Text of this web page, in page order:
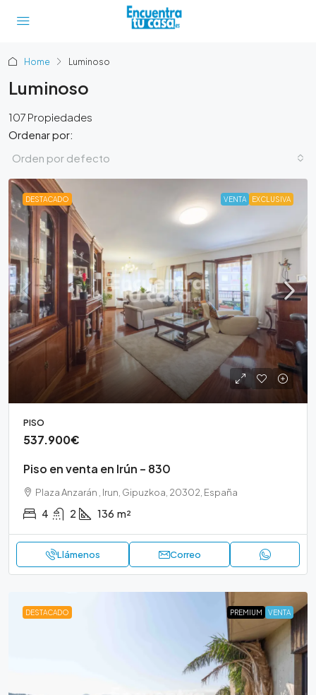
Home Luminoso
Luminoso
107 Propiedades
Ordenar por:
Orden por defecto
DESTACADO VENTA EXCLUSIVA
PISO
537.900€
Piso en venta en Irún – 830
Plaza Anzarán , Irun, Gipuzkoa, 20302, España
4 2 136 m²
Llámenos Correo
DESTACADO PREMIUM VENTA